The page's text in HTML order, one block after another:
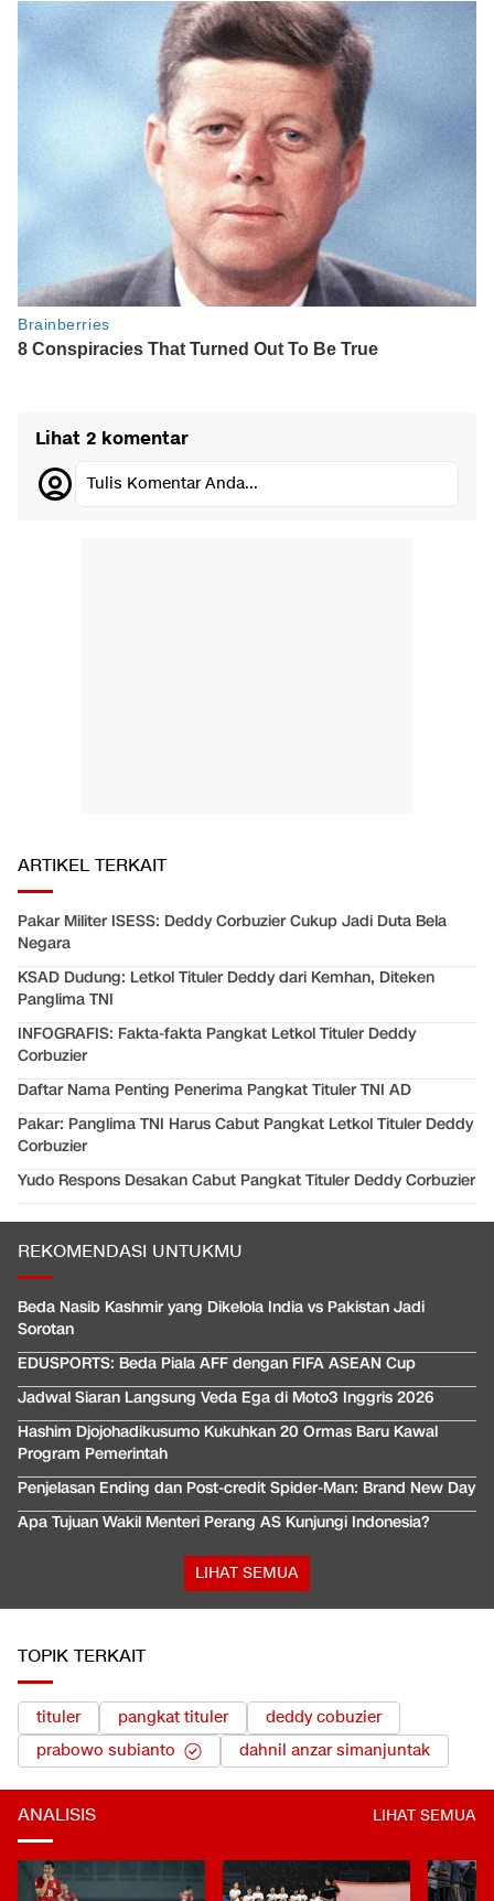
Lihat 2 komentar
Tulis Komentar Anda...
ARTIKEL TERKAIT
Pakar Militer ISESS: Deddy Corbuzier Cukup Jadi Duta Bela
Negara
KSAD Dudung: Letkol Tituler Deddy dari Kemhan, Diteken
Panglima TNI
INFOGRAFIS: Fakta-fakta Pangkat Letkol Tituler Deddy
Corbuzier
Daftar Nama Penting Penerima Pangkat Tituler TNI AD
Pakar: Panglima TNI Harus Cabut Pangkat Letkol Tituler Deddy
Corbuzier
Yudo Respons Desakan Cabut Pangkat Tituler Deddy Corbuzier
REKOMENDASI UNTUKMU
Beda Nasib Kashmir yang Dikelola India vs Pakistan Jadi
Sorotan
EDUSPORTS: Beda Piala AFF dengan FIFA ASEAN Cup
Jadwal Siaran Langsung Veda Ega di Moto3 Inggris 2026
Hashim Djojohadikusumo Kukuhkan 20 Ormas Baru Kawal
Program Pemerintah
Penjelasan Ending dan Post-credit Spider-Man: Brand New Day
Apa Tujuan Wakil Menteri Perang AS Kunjungi Indonesia?
LIHAT SEMUA
TOPIK TERKAIT
tituler pangkat tituler
deddy cobuzier
prabowo subianto
dahnil anzar simanjuntak
ANALISIS LIHAT SEMUA